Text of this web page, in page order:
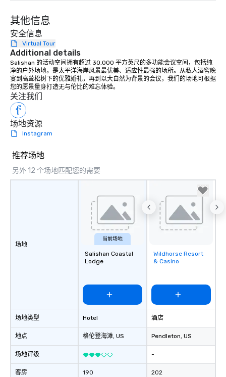
其他信息
安全信息
Virtual Tour
Additional details
Salishan 的活动空间拥有超过 30,000 平方英尺的多功能会议空间，包括纯
净的户外场地，是太平洋海岸风景最优美、适应性最强的场所。从私人酒窖晚
宴到高耸松树下的优雅婚礼，再到以大自然为背景的会议，我们的场地可根据
您的愿景量身打造无与伦比的难忘体验。
关注我们
场地资源
Instagram
推荐场地
另外 12 个场地匹配您的需要
场地
场地类型
地点
场地评级
客房
当前场地
Salishan Coastal
Lodge
Hotel
格伦登海滩, US
190
Removed from
favorites
Wildhorse Resort
& Casino
酒店
Pendleton, US
-
202